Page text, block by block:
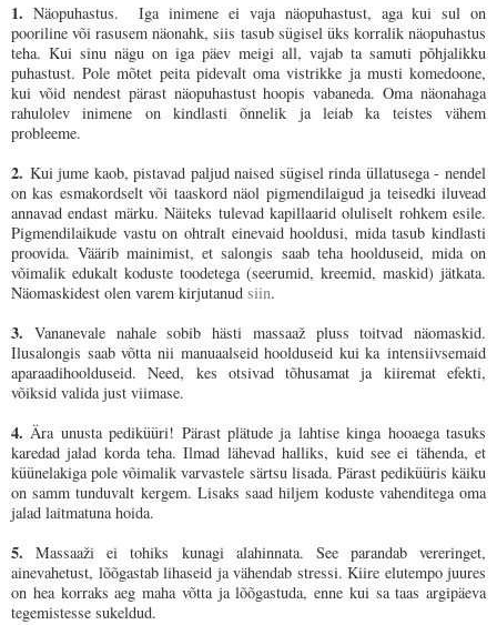
1. Näopuhastus.Iga inimene ei vaja näopuhastust, aga kui sul on
pooriline või rasusem näonahk, siis tasub sügisel üks korralik näopuhastus
teha. Kui sinu nägu on iga päev meigi all, vajab ta samuti põhjalikku
puhastust. Pole mõtet peita pidevalt oma vistrikke ja musti komedoone,
kui võid nendest pärast näopuhastust hoopis vabaneda. Oma näonahaga
rahulolev inimene on kindlasti õnnelik ja leiab ka teistes vähem
probleeme.
2. Kui jume kaob, pistavad paljud naised sügisel rinda üllatusega - nendel
on kas esmakordselt või taaskord näol pigmendilaigud ja teisedki iluvead
annavad endast märku. Näiteks tulevad kapillaarid oluliselt rohkem esile.
Pigmendilaikude vastu on ohtralt einevaid hooldusi, mida tasub kindlasti
proovida. Väärib mainimist, et salongis saab teha hoolduseid, mida on
võimalik edukalt koduste toodetega (seerumid, kreemid, maskid) jätkata.
Näomaskidest olen varem kirjutanud siin.
3. Vananevale nahale sobib hästi massaaž pluss toitvad näomaskid.
Ilusalongis saab võtta nii manuaalseid hoolduseid kui ka intensiivsemaid
aparaadihoolduseid. Need, kes otsivad tõhusamat ja kiiremat efekti,
võiksid valida just viimase.
4. Ära unusta pediküüri! Pärast plätude ja lahtise kinga hooaega tasuks
karedad jalad korda teha. Ilmad lähevad halliks, kuid see ei tähenda, et
küünelakiga pole võimalik varvastele särtsu lisada. Pärast pediküüris käiku
on samm tunduvalt kergem. Lisaks saad hiljem koduste vahenditega oma
jalad laitmatuna hoida.
5. Massaaži ei tohiks kunagi alahinnata. See parandab vereringet,
ainevahetust, lõõgastab lihaseid ja vähendab stressi. Kiire elutempo juures
on hea korraks aeg maha võtta ja lõõgastuda, enne kui sa taas argipäeva
tegemistesse sukeldud.